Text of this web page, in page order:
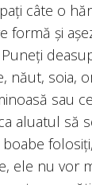
câte o
formă și
năut, soia,
sau
aluatul să
boabe
ele nu vor